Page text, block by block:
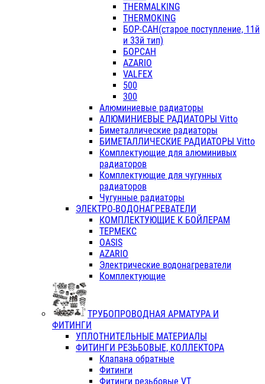
THERMALKING
THERMOKING
БОР-САН(старое поступление, 11й
и 33й тип)
БОРСАН
AZARIO
VALFEX
500
300
Алюминиевые радиаторы
АЛЮМИНИЕВЫЕ РАДИАТОРЫ Vitto
Биметаллические радиаторы
БИМЕТАЛЛИЧЕСКИЕ РАДИАТОРЫ Vitto
Комплектующие для алюминивых
радиаторов
Комплектующие для чугунных
радиаторов
Чугунные радиаторы
ЭЛЕКТРО-ВОДОНАГРЕВАТЕЛИ
КОМПЛЕКТУЮЩИЕ К БОЙЛЕРАМ
ТЕРМЕКС
OASIS
AZARIO
Электрические водонагреватели
Комплектующие
ТРУБОПРОВОДНАЯ АРМАТУРА И
ФИТИНГИ
УПЛОТНИТЕЛЬНЫЕ МАТЕРИАЛЫ
ФИТИНГИ РЕЗЬБОВЫЕ, КОЛЛЕКТОРА
Клапана обратные
Фитинги
Фитинги резьбовые VT